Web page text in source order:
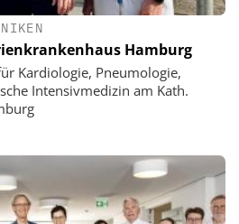
Hamburg
Kardiologie, Pneumologie,
Intensivmedizin am Kath.